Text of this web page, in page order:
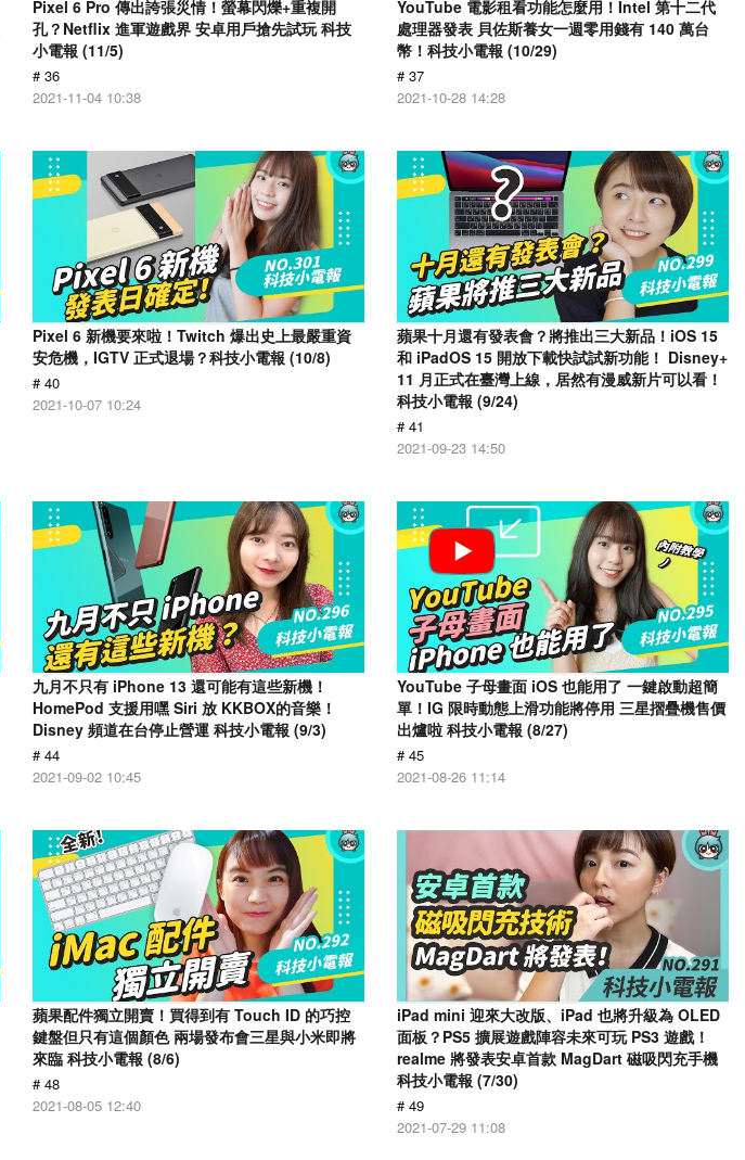
Pixel 6 Pro 傳出誇張災情！螢幕閃爍+重複開
孔？Netflix 進軍遊戲界 安卓用戶搶先試玩 科技
小電報 (11/5)
# 36
2021-11-04 10:38
YouTube 電影租看功能怎麼用！Intel 第十二代
處理器發表 貝佐斯養女一週零用錢有 140 萬台
幣！科技小電報 (10/29)
# 37
2021-10-28 14:28
Pixel 6 新機要來啦！Twitch 爆出史上最嚴重資
安危機，IGTV 正式退場？科技小電報 (10/8)
# 40
2021-10-07 10:24
蘋果十月還有發表會？將推出三大新品！iOS 15
和 iPadOS 15 開放下載快試試新功能！ Disney+
11 月正式在臺灣上線，居然有漫威新片可以看！
科技小電報 (9/24)
# 41
2021-09-23 14:50
九月不只有 iPhone 13 還可能有這些新機！
HomePod 支援用嘿 Siri 放 KKBOX的音樂！
Disney 頻道在台停止營運 科技小電報 (9/3)
# 44
2021-09-02 10:45
YouTube 子母畫面 iOS 也能用了 一鍵啟動超簡
單！IG 限時動態上滑功能將停用 三星摺疊機售價
出爐啦 科技小電報 (8/27)
# 45
2021-08-26 11:14
蘋果配件獨立開賣！買得到有 Touch ID 的巧控
鍵盤但只有這個顏色 兩場發布會三星與小米即將
來臨 科技小電報 (8/6)
# 48
2021-08-05 12:40
iPad mini 迎來大改版、iPad 也將升級為 OLED
面板？PS5 擴展遊戲陣容未來可玩 PS3 遊戲！
realme 將發表安卓首款 MagDart 磁吸閃充手機
科技小電報 (7/30)
# 49
2021-07-29 11:08